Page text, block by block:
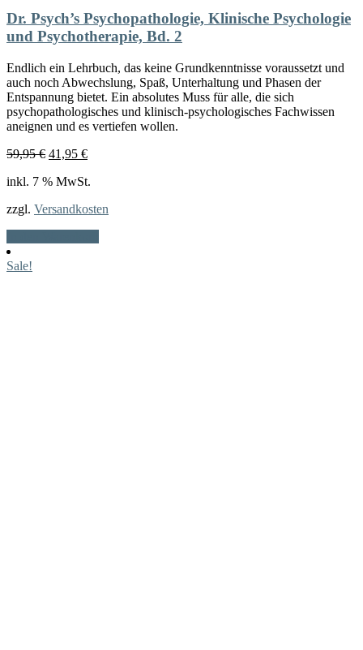
Dr. Psych’s Psychopathologie, Klinische Psychologie
und Psychotherapie, Bd. 2
Endlich ein Lehrbuch, das keine Grundkenntnisse voraussetzt und
auch noch Abwechslung, Spaß, Unterhaltung und Phasen der
Entspannung bietet. Ein absolutes Muss für alle, die sich
psychopathologisches und klinisch-psychologisches Fachwissen
aneignen und es vertiefen wollen.
59,95€ Ursprünglicher
war:
41,95 €Aktueller
ist:
inkl. 7 % MwSt.
zzgl. Versandkosten
Sale!